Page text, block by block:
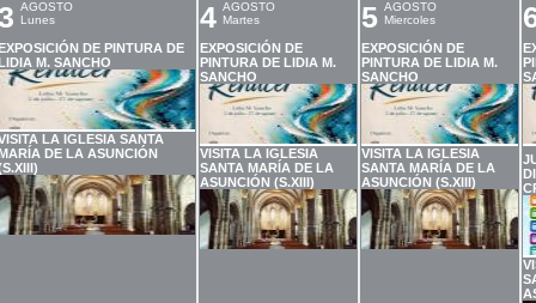
AGOSTO
Lunes
DE PINTURA DE
M. SANCHO
LA IGLESIA SANTA
DE LA ASUNCIÓN
4 AGOSTO
Martes
EXPOSICIÓN DE
PINTURA DE LIDIA M.
SANCHO
VISITA LA IGLESIA
SANTA MARÍA DE LA
ASUNCIÓN (S.XIII)
5 AGOSTO
Miercoles
EXPOSICIÓN DE
PINTURA DE LIDIA M.
SANCHO
VISITA LA IGLESIA
SANTA MARÍA DE LA
ASUNCIÓN (S.XIII)